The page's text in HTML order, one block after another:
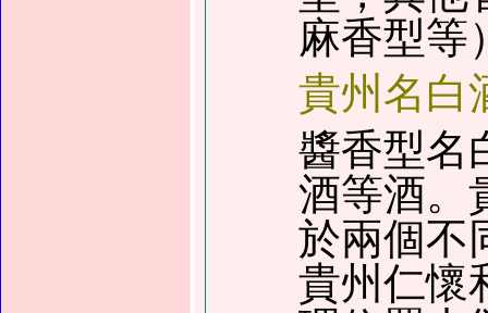
麻香型等
貴州名白
醬香型名
酒等酒。
於兩個不
貴州仁懷